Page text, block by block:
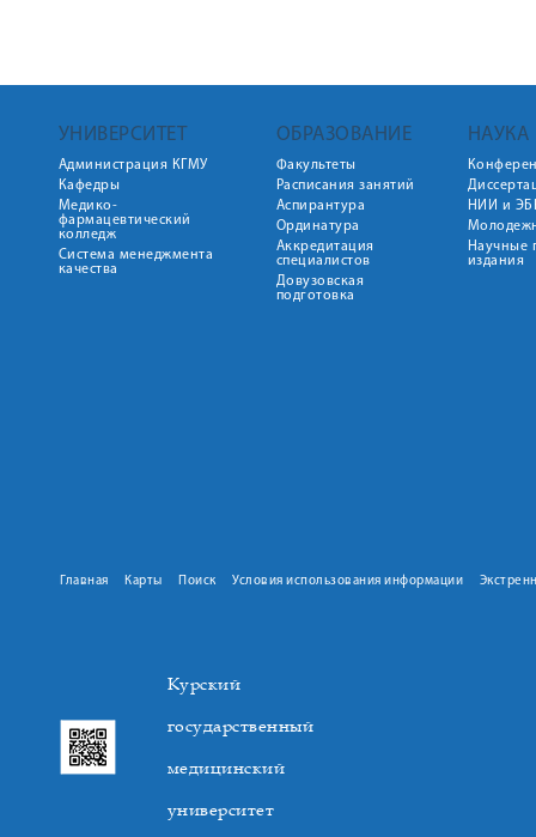
УНИВЕРСИТЕТ
Администрация КГМУ
Кафедры
Медико-
фармацевтический
колледж
Система менеджмента
качества
ОБРАЗОВАНИЕ
Факультеты
Расписания занятий
Аспирантура
Ординатура
Аккредитация
специалистов
Довузовская
подготовка
НАУКА
НИИ и
Научные
издания
Главная Карты Поиск Условия использования информации
Курский
государственный
медицинский
университет